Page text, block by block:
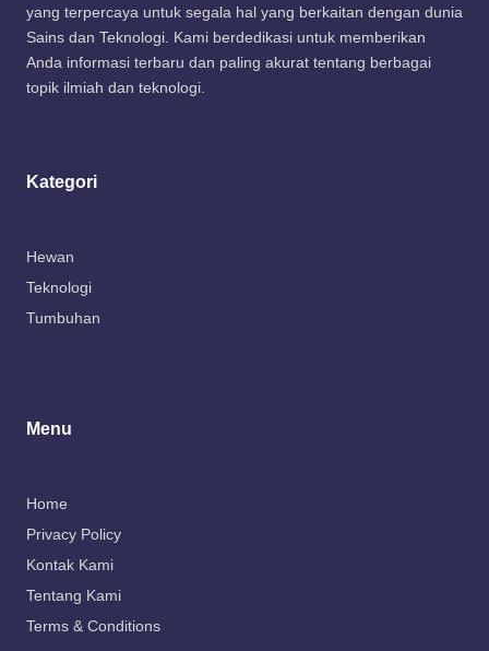
yang terpercaya untuk segala hal yang berkaitan dengan dunia
Sains dan Teknologi. Kami berdedikasi untuk memberikan
Anda informasi terbaru dan paling akurat tentang berbagai
topik ilmiah dan teknologi.
Kategori
Hewan
Teknologi
Tumbuhan
Menu
Home
Privacy Policy
Kontak Kami
Tentang Kami
Terms & Conditions